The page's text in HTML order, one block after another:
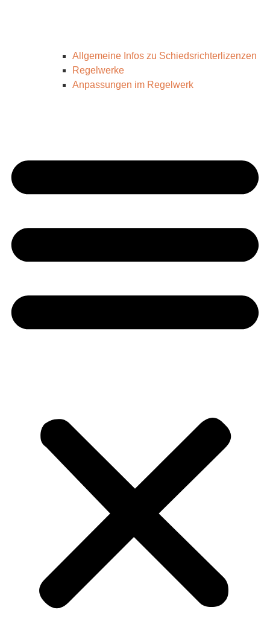
Allgemeine Infos zu Schiedsrichterlizenzen
Regelwerke
Anpassungen im Regelwerk